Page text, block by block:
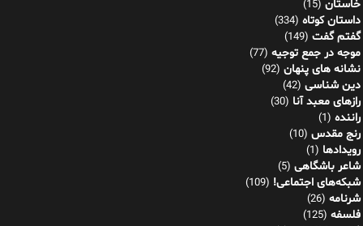
خاستان (15)
داستان کوتاه (334)
گفتم گفت (149)
موجه در جمع توجیه (77)
نشانه های پنهان (92)
دین شناسی (42)
رازهای معبد آنا (30)
راننده (1)
رنج مقدس (10)
رویدادها (1)
شاعر باشگاهی (5)
شبکه‌های اجتماعی! (109)
شرنامه (26)
فلسفه (125)